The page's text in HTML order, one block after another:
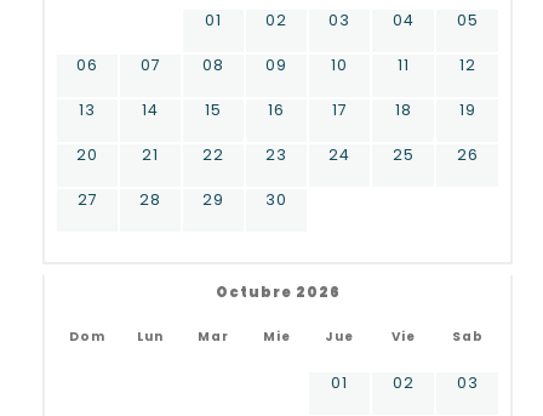
01 02 03 04 05
06 07 08 09 10 11 12
13 14 15 16 17 18 19
20 21 22 23 24 25 26
27 28 29 30
Octubre 2026
Dom Lun Mar Mie Jue Vie Sab
01 02 03